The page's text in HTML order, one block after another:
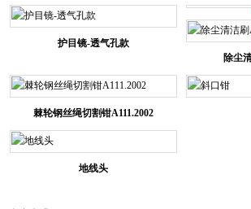
护目镜-透气孔款
除尘
棘轮钢丝绳切割钳A111.2002
地线头